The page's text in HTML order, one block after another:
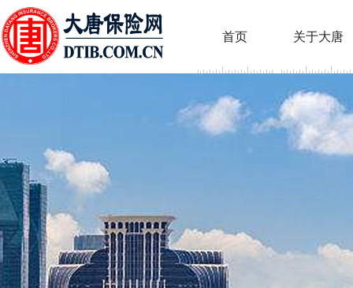
首页 关于大唐